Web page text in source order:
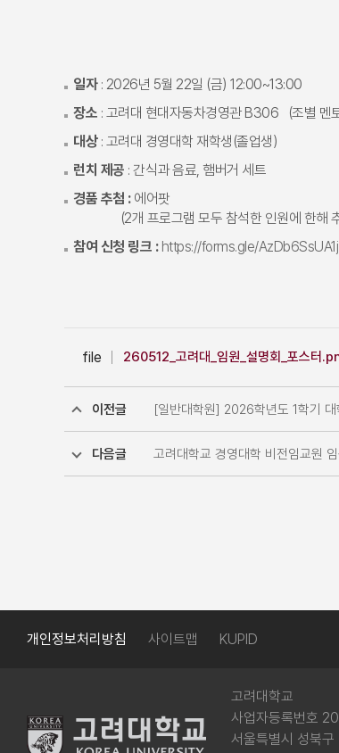
일자: 2026년 5월 22일 (금) 12:00~13:00
장소 : 고려대 현대자동차경영관 B306 (조별 멘
대상: 고려대 경영대학 재학생(졸업생)
런치 제공 : 간식과 음료, 햄버거 세트
경품 추첨 : 에어팟
(2개 프로그램 모두 참석한 인원에 한해
참여 신청 링크 : https://forms.gle/
file 260512_고려대_임원_설명회_포스터
이전글 [일반대학원] 2026학년도 1학기
다음글 고려대학교 경영대학 비전임교원
개인정보처리방침 사이트맵 KUPID
고려대학교
사업자등록번호
서울특별시 성북